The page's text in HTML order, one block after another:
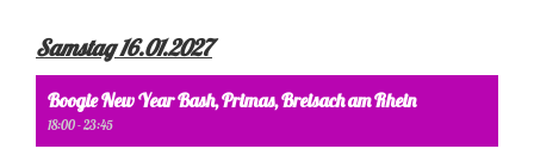
Samstag 16.01.2027
Boogie New Year Bash, Primas, Breisach am Rhein
18:00 - 23:45